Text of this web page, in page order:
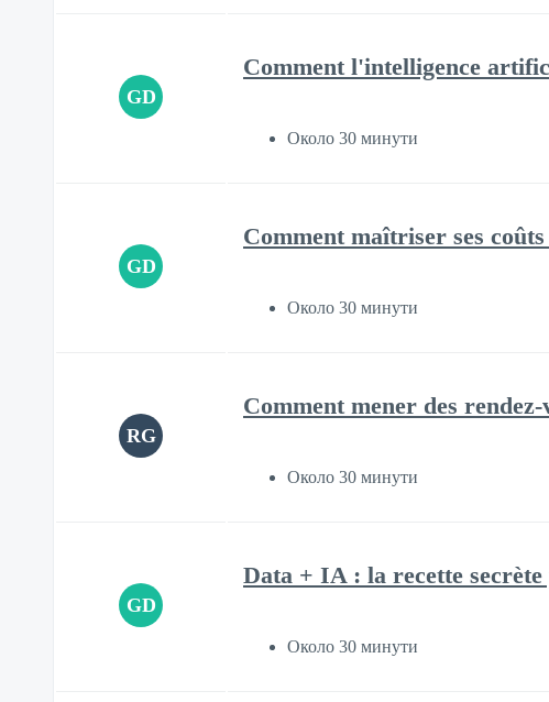
GD
Comment l'intelligence
Около 30 минути
GD
Comment maîtriser ses
Около 30 минути
RG
Comment mener des
Около 30 минути
GD
Data + IA : la recette
Около 30 минути